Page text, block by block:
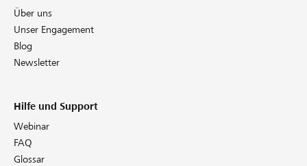
Über uns
Unser Engagement
Blog
Newsletter
Hilfe und Support
Webinar
FAQ
Glossar